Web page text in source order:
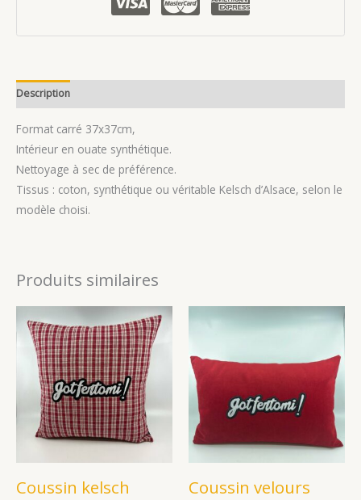
Description
Format carré 37x37cm,
Intérieur en ouate synthétique.
Nettoyage à sec de préférence.
Tissus : coton, synthétique ou véritable Kelsch d’Alsace, selon le
modèle choisi.
Produits similaires
Coussin kelsch
Coussin velours